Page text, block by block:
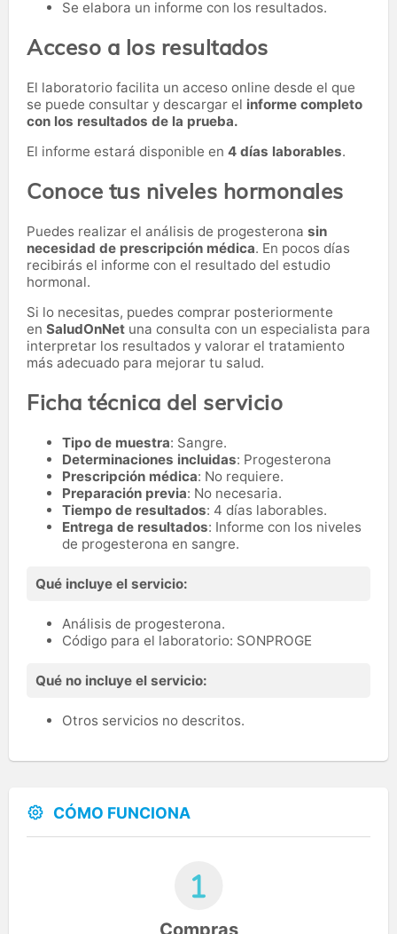
Se elabora un informe con los resultados.
Acceso a los resultados
El laboratorio facilita un acceso online desde el que
se puede consultar y descargar el informe completo
con los resultados de la prueba.
El informe estará disponible en 4 días laborables.
Conoce tus niveles hormonales
Puedes realizar el análisis de progesterona sin
necesidad de prescripción médica. En pocos días
recibirás el informe con el resultado del estudio
hormonal.
Si lo necesitas, puedes comprar posteriormente
en SaludOnNet una consulta con un especialista para
interpretar los resultados y valorar el tratamiento
más adecuado para mejorar tu salud.
Ficha técnica del servicio
Tipo de muestra: Sangre.
Determinaciones incluidas: Progesterona
Prescripción médica: No requiere.
Preparación previa: No necesaria.
Tiempo de resultados: 4 días laborables.
Entrega de resultados: Informe con los niveles
de progesterona en sangre.
Qué incluye el servicio:
Análisis de progesterona.
Código para el laboratorio: SONPROGE
Qué no incluye el servicio:
Otros servicios no descritos.
CÓMO FUNCIONA